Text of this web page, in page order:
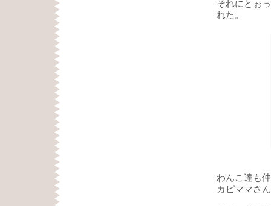
それにとぉ
れた。
わんこ達も
カピママさ